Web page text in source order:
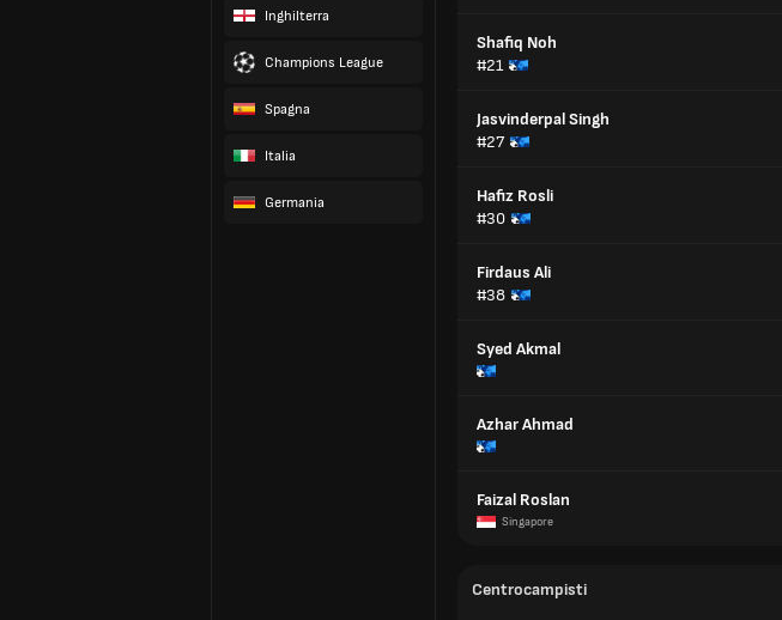
Inghilterra
Champions League
Spagna
Italia
Germania
Shafiq Noh
#21
Jasvinderpal Singh
#27
Hafiz Rosli
#30
Firdaus Ali
#38
Syed Akmal
Azhar Ahmad
Faizal Roslan
Singapore
Centrocampisti